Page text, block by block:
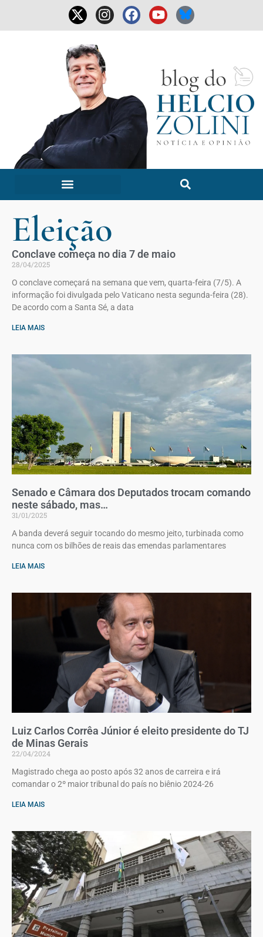
Eleição
Conclave começa no dia 7 de maio
28/04/2025
O conclave começará na semana que vem, quarta-feira (7/5). A
informação foi divulgada pelo Vaticano nesta segunda-feira (28).
De acordo com a Santa Sé, a data
LEIA MAIS
Senado e Câmara dos Deputados trocam comando
neste sábado, mas…
31/01/2025
A banda deverá seguir tocando do mesmo jeito, turbinada como
nunca com os bilhões de reais das emendas parlamentares
LEIA MAIS
Luiz Carlos Corrêa Júnior é eleito presidente do TJ
de Minas Gerais
22/04/2024
Magistrado chega ao posto após 32 anos de carreira e irá
comandar o 2º maior tribunal do país no biênio 2024-26
LEIA MAIS